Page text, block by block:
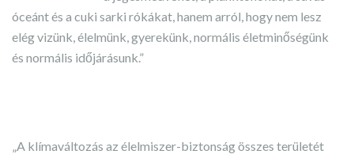
óceánt és a cuki sarki rókákat, hanem arról, hogy nem lesz
elég vizünk, élelmünk, gyerekünk, normális életminőségünk
és normális időjárásunk.”
„A klímaváltozás az élelmiszer-biztonság összes területét